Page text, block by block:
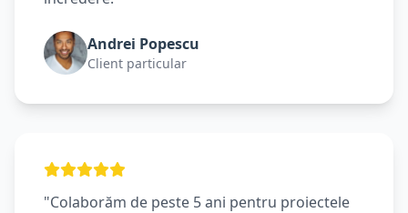
Andrei Popescu
Client particular
"Colaborăm de peste 5 ani pentru proiectele